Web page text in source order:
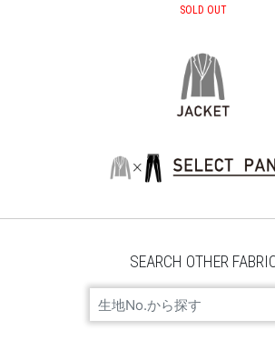
SOLD OUT
SEARCH OTHER